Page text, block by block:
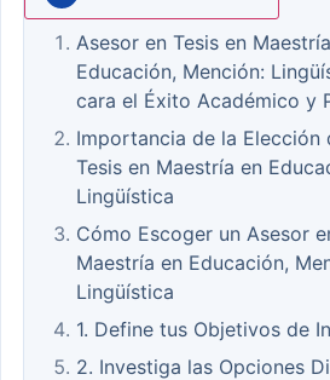
Asesor en Tesis en
Educación, Mención:
cara el Éxito Académico y
Importancia de la Elección
Tesis en Maestría en
Lingüística
Cómo Escoger un Asesor
Maestría en Educación,
Lingüística
1. Define tus Objetivos de
2. Investiga las Opciones